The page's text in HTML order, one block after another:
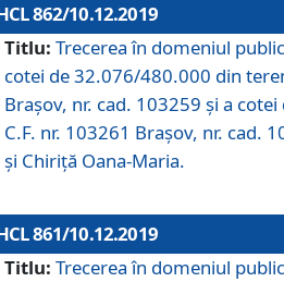
862/10.12.2019
Titlu: Trecerea în domeniul
cotei de 32.076/480.000 din
Brașov, nr. cad. 103259 și a
C.F. nr. 103261 Brașov, nr. cad.
și Chiriță Oana-Maria.
861/10.12.2019
Titlu: Trecerea în domeniul